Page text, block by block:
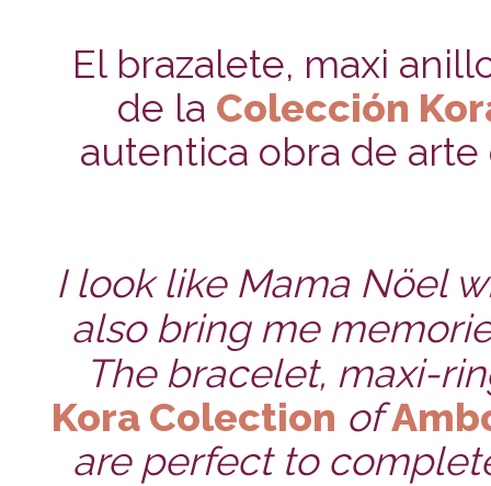
El brazalete, maxi
de la Colección
autentica obra de
I look like Mama Nöel
also bring me
The bracelet, maxi-
Kora Colection of
are perfect to